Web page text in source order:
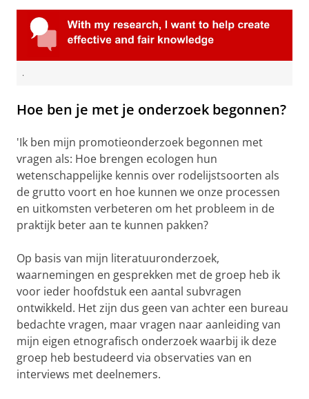
.
Hoe ben je met je onderzoek begonnen?
'Ik ben mijn promotieonderzoek begonnen met
vragen als: Hoe brengen ecologen hun
wetenschappelijke kennis over rodelijstsoorten als
de grutto voort en hoe kunnen we onze processen
en uitkomsten verbeteren om het probleem in de
praktijk beter aan te kunnen pakken?
Op basis van mijn literatuuronderzoek,
waarnemingen en gesprekken met de groep heb ik
voor ieder hoofdstuk een aantal subvragen
ontwikkeld. Het zijn dus geen van achter een bureau
bedachte vragen, maar vragen naar aanleiding van
mijn eigen etnografisch onderzoek waarbij ik deze
groep heb bestudeerd via observaties van en
interviews met deelnemers.